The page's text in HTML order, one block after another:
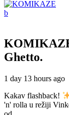
Ghetto.
1 day 13 hours ago
Kakav flashback!
'n' rolla u režiji